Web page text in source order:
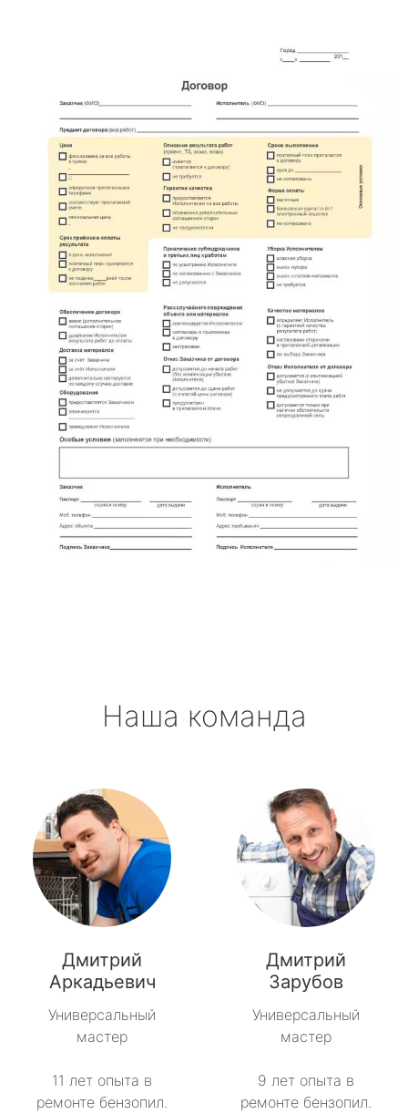
Наша команда
Дмитрий
Аркадьевич
Универсальный
мастер
11 лет опыта в
ремонте бензопил.
Дмитрий
Зарубов
Универсальный
мастер
9 лет опыта в
ремонте бензопил.